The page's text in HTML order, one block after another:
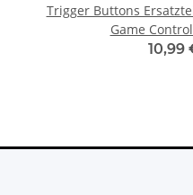
Trigger Buttons
Game
10,99